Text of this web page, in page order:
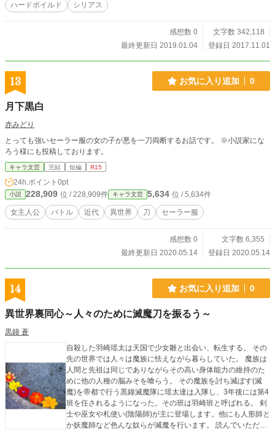
よって貶められた。 警察は彼らの持つ銃火器を恐れ、彼らの
こにも存在しない。 誰もが暴力に屈し、誰もが社会に絶望し
表現が含まれます。お読みになられる際には十分にご注意く
ださい。 ふぁんいらすと絶賛募集中。
ハードボイルド
シリアス
感想数 0
文字数 342,118
最終更新日 2019.01.04
登録日 2017.11.01
13 お気に入り追加 0
月下黒白
赤みどり
とっても強いセーラー服の女の子が悪を一刀両断するお話です。 ※小説家にな
ろう様にも投稿しております。
キャラ文芸 完結 短編 R15
24h.ポイント 0pt
小説 228,909 位 / 228,909件 キャラ文芸 5,634 位 / 5,634件
女主人公 バトル 近代 異世界 刀 セーラー服
感想数 0
文字数 6,355
最終更新日 2020.05.14
登録日 2020.05.14
14 お気に入り追加 0
異世界裏同心～人々のために滅魔刀を振るう～
黒鐘 蒼
自殺した羽崎瑶太は天国で少女雛と出会い、転生する。 その
先の世界では人々は魔族に怯えながら暮らしていた。 魔族は
人間と先祖は同じでありながらその高い身体能力の維持のた
めに他の人種の脳みそを喰らう。 その魔族を討ち滅ぼす(滅
魔)を帝都で行う黒鐘滅魔隊に瑶太達は入隊し、3年後には第4
班を任されるようになった。その班は羽崎班と呼ばれる。 剣
士や巫女や札使い(陰陽師)が主に登場します。他にも人形師と
か妖魔師など色んな奴らが滅魔を行います。 読んでいただけ